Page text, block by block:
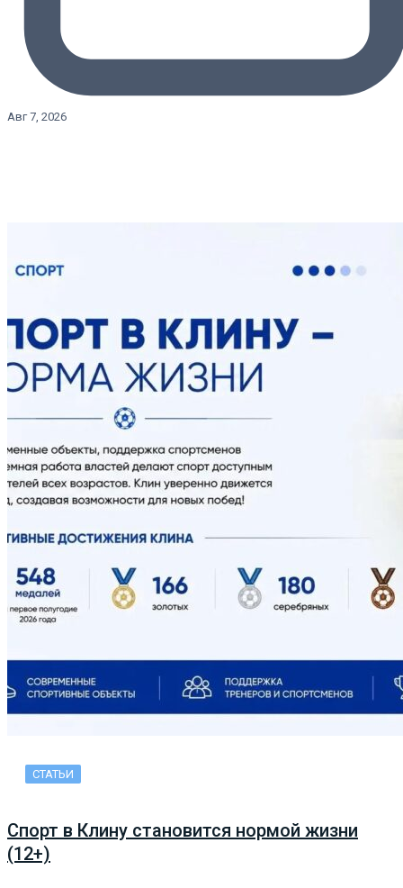
Авг 7, 2026
СТАТЬИ
Спорт в Клину становится нормой жизни
(12+)